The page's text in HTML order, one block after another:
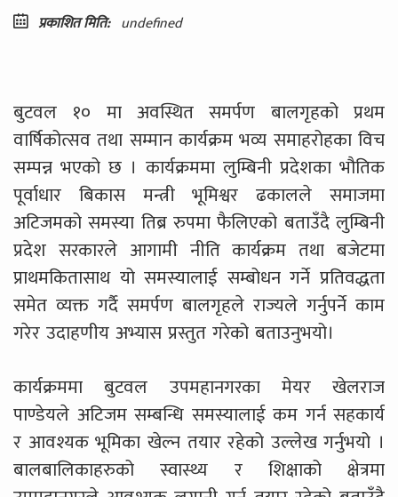
प्रकाशित मिति: undefined
बुटवल १० मा अवस्थित समर्पण बालगृहको प्रथम
वार्षिकोत्सव तथा सम्मान कार्यक्रम भव्य समाहरोहका विच
सम्पन्न भएको छ । कार्यक्रममा लुम्बिनी प्रदेशका भौतिक
पूर्वाधार बिकास मन्त्री भूमिश्वर ढकालले समाजमा
अटिजमको समस्या तिब्र रुपमा फैलिएको बताउँदै लुम्बिनी
प्रदेश सरकारले आगामी नीति कार्यक्रम तथा बजेटमा
प्राथमकितासाथ यो समस्यालाई सम्बोधन गर्ने प्रतिवद्धता
समेत व्यक्त गर्दै समर्पण बालगृहले राज्यले गर्नुपर्ने काम
गरेर उदाहणीय अभ्यास प्रस्तुत गरेको बताउनुभयो।
कार्यक्रममा बुटवल उपमहानगरका मेयर खेलराज
पाण्डेयले अटिजम सम्बन्धि समस्यालाई कम गर्न सहकार्य
र आवश्यक भूमिका खेल्न तयार रहेको उल्लेख गर्नुभयो ।
बालबालिकाहरुको स्वास्थ्य र शिक्षाको क्षेत्रमा